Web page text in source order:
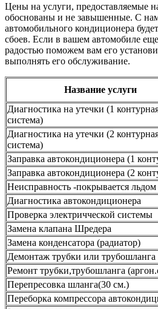
Цены на услуги, предоставляемые
обоснованы и не завышенные. С
автомобильного кондиционера
сбоев. Если в вашем автомобиле
радостью поможем вам его
выполнять его обслуживание.
Название услуги
Диагностика на утечки (1
система)
Диагностика на утечки (2
система)
Заправка автокондиционера (1
Заправка автокондиционера (2
Неисправность -покрывается льдом
Диагностика автокондиционера
Проверка электричческой системы
Замена клапана Шредера
Замена конденсатора (радиатор)
Демонтаж трубки или трубошланга
Ремонт трубки,трубошланга
Перепресовка шланга(30 см.)
Переборка компрессора